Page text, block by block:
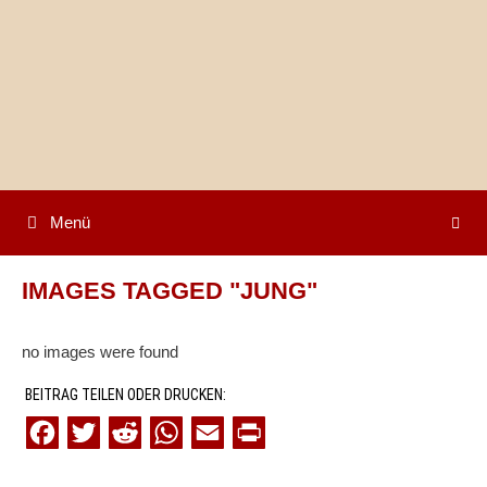
Menü
IMAGES TAGGED "JUNG"
no images were found
BEITRAG TEILEN ODER DRUCKEN:
W